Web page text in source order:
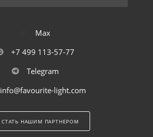
Max
+7 499 113-57-77
Telegram
info@favourite-light.com
СТАТЬ НАШИМ ПАРТНЕРОМ